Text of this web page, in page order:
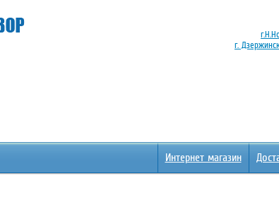
Интернет магазин
г.